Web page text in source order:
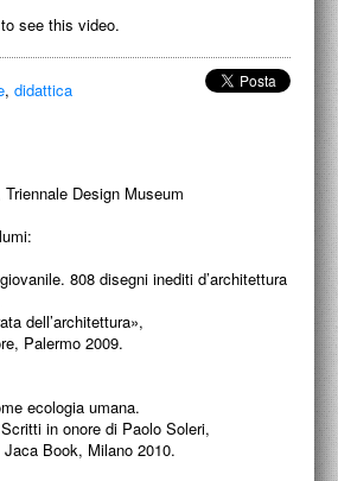
MOSCHINI
see this video.
, didattica
Design Museum
808 disegni inediti d’architettura
dell’architettura»,
Palermo 2009.
ecologia umana.
in onore di Paolo Soleri,
Book, Milano 2010.